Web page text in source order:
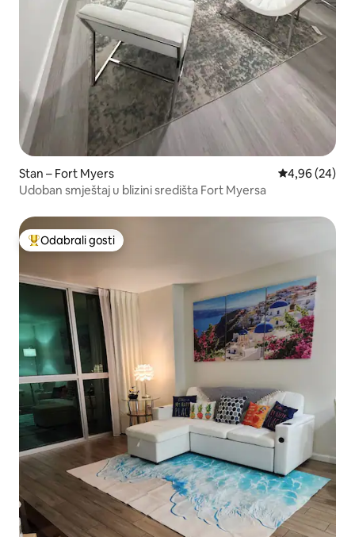
Stan – Fort Myers Prosječna
4,96 (24)
Udoban smještaj u blizini središta Fort Myersa
Među najviše rangiranima s oznakom „Odabrali gosti”
Odabrali gosti